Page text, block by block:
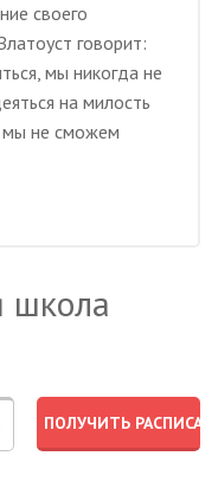
своего
говорит:
мы никогда не
на милость
мы не сможем
школа